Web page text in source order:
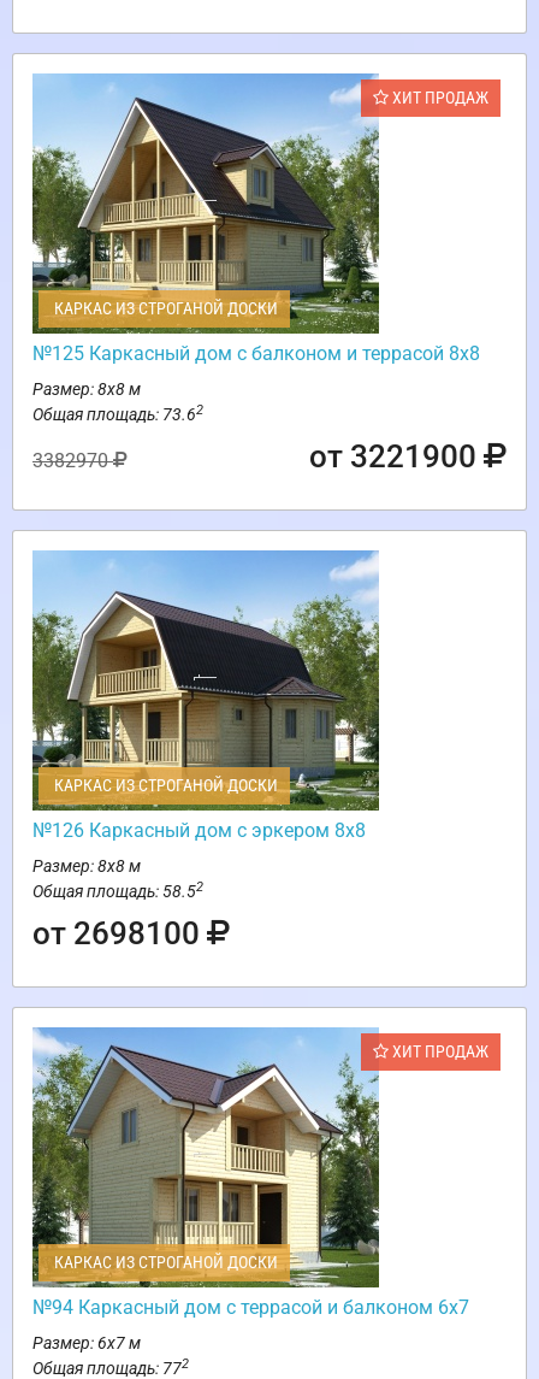
ХИТ ПРОДАЖ
КАРКАС ИЗ СТРОГАНОЙ ДОСКИ
№125 Каркасный дом с балконом и террасой 8х8
Размер: 8х8 м
Общая площадь: 73.62
3382970 от 3221900
КАРКАС ИЗ СТРОГАНОЙ ДОСКИ
№126 Каркасный дом с эркером 8х8
Размер: 8х8 м
Общая площадь: 58.52
от 2698100
ХИТ ПРОДАЖ
КАРКАС ИЗ СТРОГАНОЙ ДОСКИ
№94 Каркасный дом с террасой и балконом 6х7
Размер: 6х7 м
Общая площадь: 772